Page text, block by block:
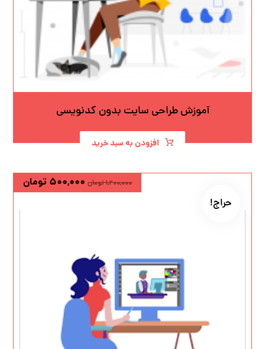
آموزش طراحی سایت بدون کدنویسی
افزودن به سبد خرید
۱,۲۰۰,۰۰۰تومان ۵۰۰,۰۰۰ تومان
حراج!